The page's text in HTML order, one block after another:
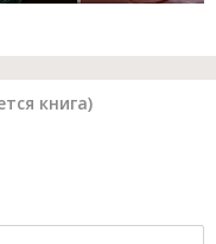
книга)